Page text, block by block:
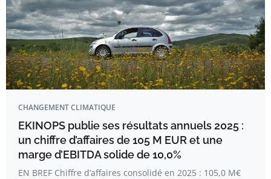
CHANGEMENT CLIMATIQUE
EKINOPS publie ses résultats annuels 2025 :
un chiffre d’affaires de 105 M EUR et une
marge d’EBITDA solide de 10,0%
EN BREF Chiffre d’affaires consolidé en 2025 : 105,0 M€